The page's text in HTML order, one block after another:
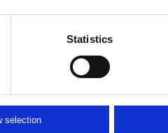
Statistics
selection
FreeGlass Panorama
HW0910GL-FR2 als frans
Panorama glashek met zij-